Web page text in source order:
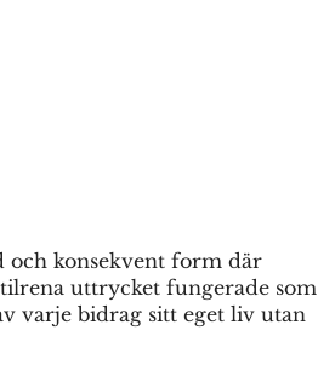
och konsekvent form där
uttrycket fungerade som
varje bidrag sitt eget liv utan